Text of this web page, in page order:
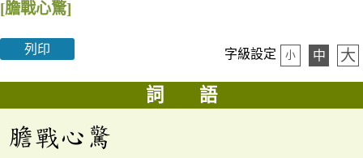
[膽戰心驚]
列印 字級設定 小 中 大
詞 語
膽戰心驚